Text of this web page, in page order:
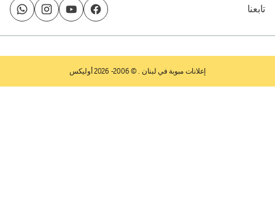
تابعنا
إعلانات مبوبة في لبنان . © 2006- 2026 أوليكس